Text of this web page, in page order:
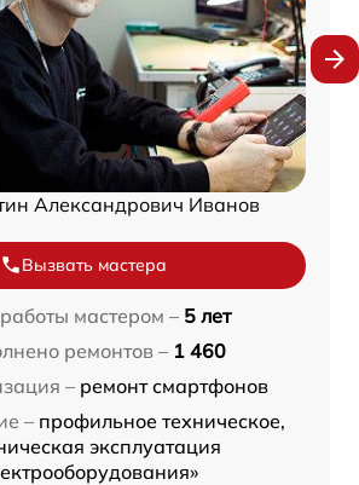
Александрович Иванов
Вызвать мастера
мастером – 5 лет
ремонтов – 1 460
– ремонт смартфонов
– профильное техническое,
эксплуатация